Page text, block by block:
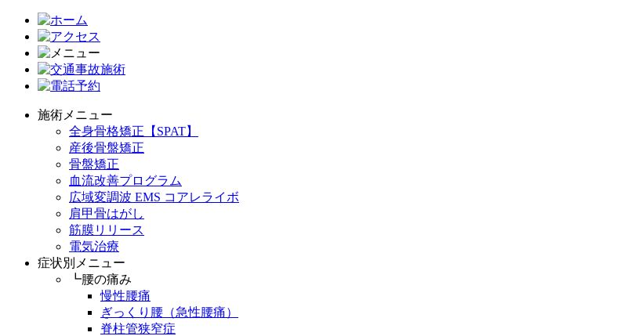
施術メニュー
全身骨格矯正【SPAT】
産後骨盤矯正
骨盤矯正
血流改善プログラム
広域変調波 EMS コアレライボ
肩甲骨はがし
筋膜リリース
電気治療
症状別メニュー
┗腰の痛み
慢性腰痛
ぎっくり腰（急性腰痛）
脊柱管狭窄症